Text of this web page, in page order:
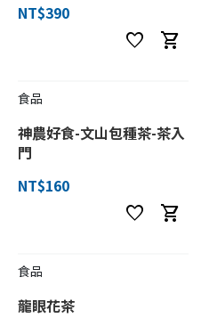
NT$390
favorite shopping_cart
食品
神農好食-文山包種茶-茶入
門
NT$160
favorite shopping_cart
食品
龍眼花茶